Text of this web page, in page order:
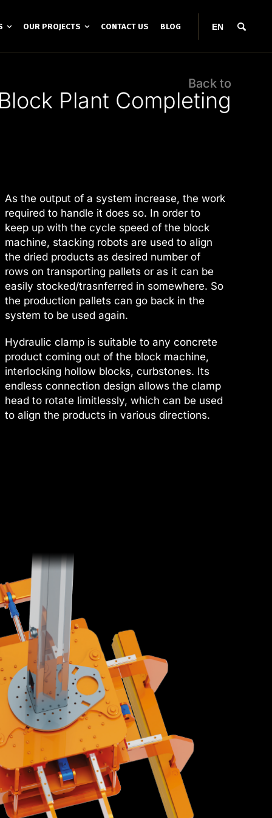
OUR PROJECTS CONTACT US BLOG EN
Back to
Plant Completing
As the output of a system increase, the work
required to handle it does so. In order to
keep up with the cycle speed of the block
machine, stacking robots are used to align
the dried products as desired number of
rows on transporting pallets or as it can be
easily stocked/trasnferred in somewhere. So
the production pallets can go back in the
system to be used again.
Hydraulic clamp is suitable to any concrete
product coming out of the block machine,
interlocking hollow blocks, curbstones. Its
endless connection design allows the clamp
head to rotate limitlessly, which can be used
to align the products in various directions.